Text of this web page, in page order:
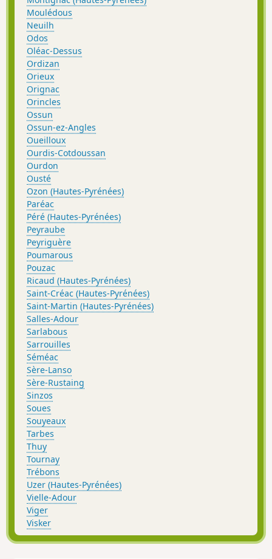
Moulédous
Neuilh
Odos
Oléac-Dessus
Ordizan
Orieux
Orignac
Orincles
Ossun
Ossun-ez-Angles
Oueilloux
Ourdis-Cotdoussan
Ourdon
Ousté
Ozon (Hautes-Pyrénées)
Paréac
Péré (Hautes-Pyrénées)
Peyraube
Peyriguère
Poumarous
Pouzac
Ricaud (Hautes-Pyrénées)
Saint-Créac (Hautes-Pyrénées)
Saint-Martin (Hautes-Pyrénées)
Salles-Adour
Sarlabous
Sarrouilles
Séméac
Sère-Lanso
Sère-Rustaing
Sinzos
Soues
Souyeaux
Tarbes
Thuy
Tournay
Trébons
Uzer (Hautes-Pyrénées)
Vielle-Adour
Viger
Visker